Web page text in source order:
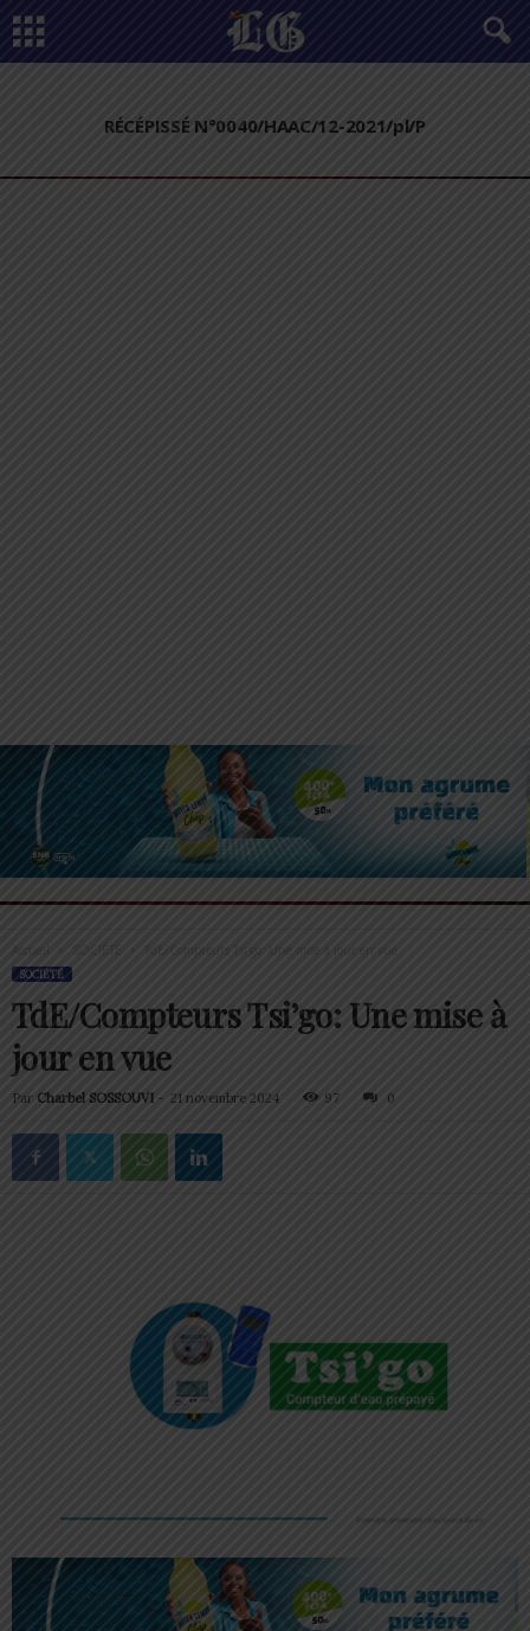
RÉCÉPISSÉ N°0040/HAAC/12-2021/pl/P
Accueil TdE/Compteurs Tsi’go: Une mise à jour en vue
SOCIÉTÉ
TdE/Compteurs Tsi’go: Une mise à
jour en vue
Par Charbel SOSSOUVI - 21 novembre 2024 97 0